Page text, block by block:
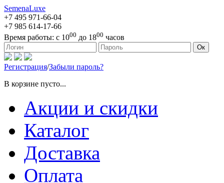
SemenaLuxe
+7 495 971-66-04
+7 985 614-17-66
Время работы: с 1000 до 1800 часов
127473, г. Москва, ул. Краснопролетарская, д. 16, стр. 1 Ок
Регистрация/Забыли пароль?
В корзине пусто...
Акции и скидки
Каталог
Доставка
Оплата